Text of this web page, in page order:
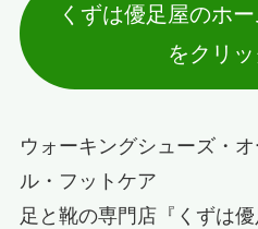
くずは優足屋のホ
をクリッ
ウォーキングシューズ・
ル・フットケア
足と靴の専門店『くずは優